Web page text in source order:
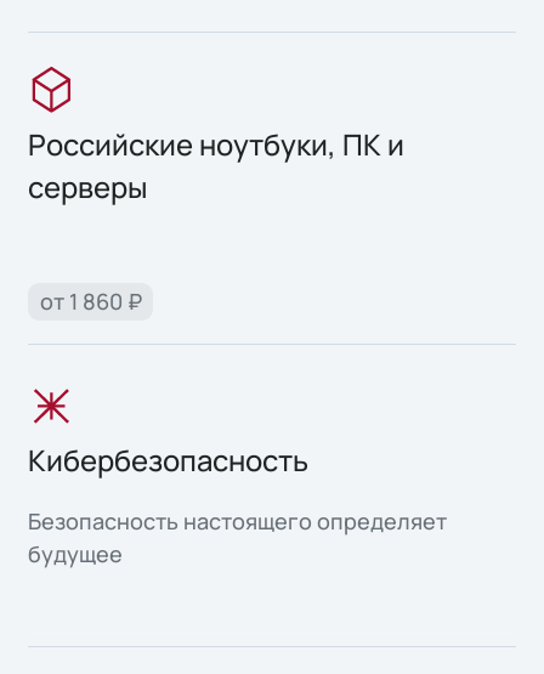
Российские ноутбуки, ПК и
серверы
от 1 860 ₽
Кибербезопасность
Безопасность настоящего определяет
будущее